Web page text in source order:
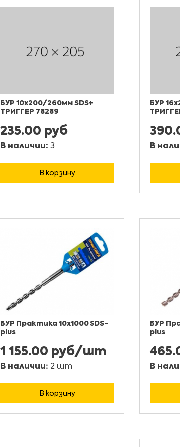
БУР 10х200/260мм SDS+
ТРИГГЕР 78289
235.00 руб
В наличии: 3
В корзину
БУР
В
БУР Практика 10х1000 SDS-
plus
1 155.00 руб/шт
В наличии: 2 шт
В корзину
БУР
plus
В